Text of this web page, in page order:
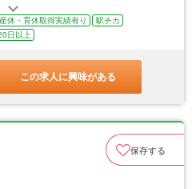
産休・育休取得実績有り
駅チカ
日以上
この求人に興味がある
保存する